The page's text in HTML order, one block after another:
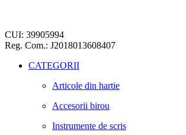
CUI: 39905994
Reg. Com.: J2018013608407
CATEGORII
Articole din hartie
Accesorii birou
Instrumente de scris